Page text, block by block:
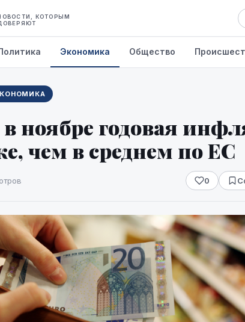
КОТОРЫМ
Экономика Общество
ноябре годовая
чем в среднем по ЕС
0